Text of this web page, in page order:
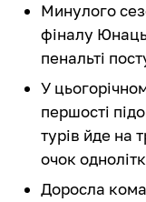
Минулого
фіналу
пенальті
У
першості
турів йде на
очок
Доросла